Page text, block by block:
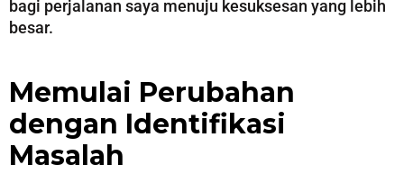
bagi perjalanan saya menuju kesuksesan yang lebih
besar.
Memulai Perubahan
dengan Identifikasi
Masalah